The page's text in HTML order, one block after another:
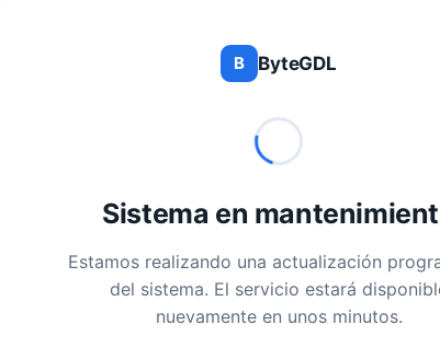
B ByteGDL
Sistema en
Estamos realizando una actualización
del sistema. El servicio estará
nuevamente en unos minutos.